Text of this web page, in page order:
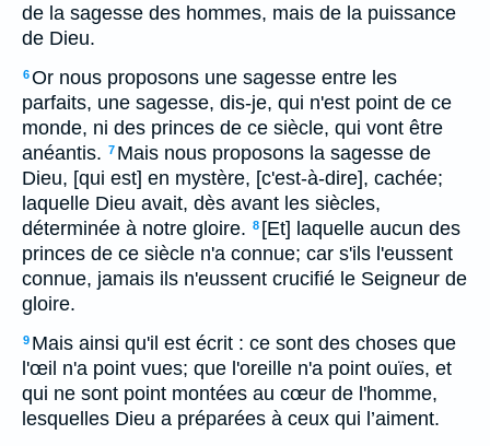
de la sagesse des hommes, mais de la puissance
de Dieu.
6Or nous proposons une sagesse entre les
parfaits, une sagesse, dis-je, qui n'est point de ce
monde, ni des princes de ce siècle, qui vont être
anéantis. 7 Mais nous proposons la sagesse de
Dieu, [qui est] en mystère, [c'est-à-dire], cachée;
laquelle Dieu avait, dès avant les siècles,
déterminée à notre gloire. 8 [Et] laquelle aucun des
princes de ce siècle n'a connue; car s'ils l'eussent
connue, jamais ils n'eussent crucifié le Seigneur de
gloire.
9 Mais ainsi qu'il est écrit : ce sont des choses que
l'œil n'a point vues; que l'oreille n'a point ouïes, et
qui ne sont point montées au cœur de l'homme,
lesquelles Dieu a préparées à ceux qui l’aiment.